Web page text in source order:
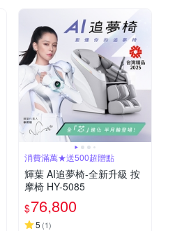
消費滿萬★送500超贈點
輝葉 AI追夢椅-全新升級 按
摩椅 HY-5085
$76,800
5 (1)